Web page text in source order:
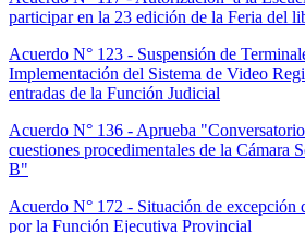
participar en la 23 edición de la Feria del
Acuerdo N° 123 - Suspensión de
Implementación del Sistema de Video
entradas de la Función Judicial
Acuerdo N° 136 - Aprueba
cuestiones procedimentales de la Cámara
B"
Acuerdo N° 172 - Situación de excepción
por la Función Ejecutiva Provincial